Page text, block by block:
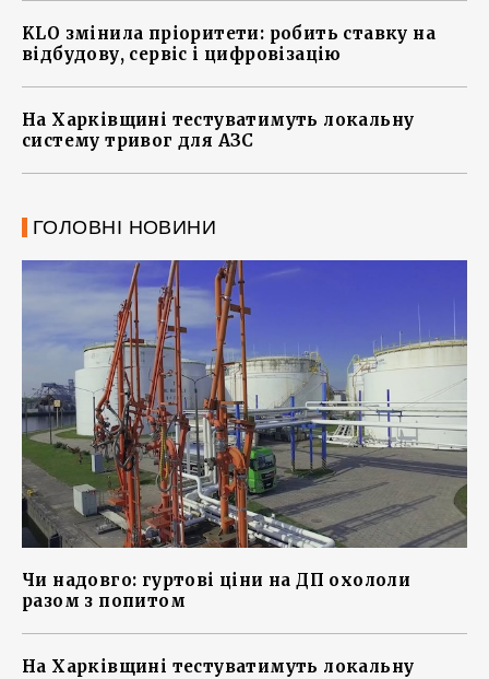
KLO змінила пріоритети: робить ставку на
відбудову, сервіс і цифровізацію
На Харківщині тестуватимуть локальну
систему тривог для АЗС
ГОЛОВНІ НОВИНИ
Чи надовго: гуртові ціни на ДП охололи
разом з попитом
На Харківщині тестуватимуть локальну